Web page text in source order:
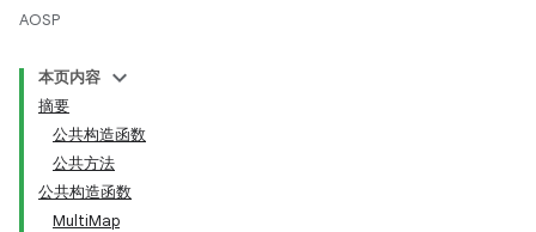
AOSP
本页内容
摘要
公共构造函数
公共方法
公共构造函数
MultiMap